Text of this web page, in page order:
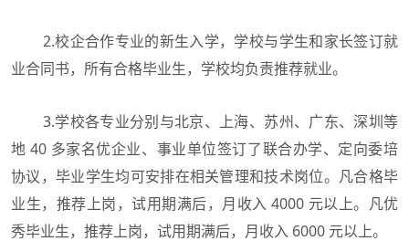
2.校企合作专业的新生入学，学校与学生和家长签订就
业合同书，所有合格毕业生，学校均负责推荐就业。
3.学校各专业分别与北京、上海、苏州、广东、深圳等
地 40 多家名优企业、事业单位签订了联合办学、定向委培
协议，毕业学生均可安排在相关管理和技术岗位。凡合格毕
业生，推荐上岗，试用期满后，月收入 4000 元以上。凡优
秀毕业生，推荐上岗，试用期满后，月收入 6000 元以上。